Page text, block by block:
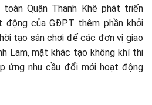
Quận Thanh Khê phát triển
động của GĐPT thêm phần khởi
tạo sân chơi để các đơn vị giao
Lam, mặt khác tạo không khí thi
ứng nhu cầu đổi mới hoạt động